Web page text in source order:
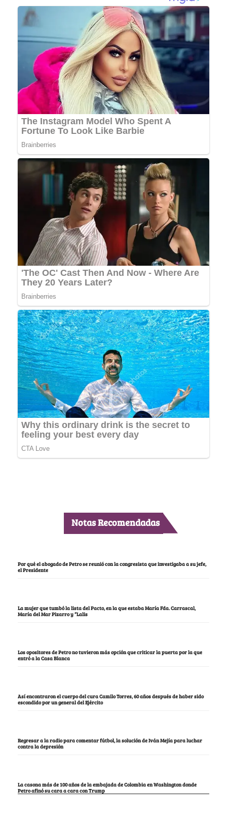
Notas Recomendadas
Por qué el abogado de Petro se reunió con la congresista que investigaba a su jefe,
el Presidente
La mujer que tumbó la lista del Pacto, en la que estaba María Fda. Carrascal,
María del Mar Pizarro y “Lalis
Los opositores de Petro no tuvieron más opción que criticar la puerta por la que
entró a la Casa Blanca
Así encontraron el cuerpo del cura Camilo Torres, 60 años después de haber sido
escondido por un general del Ejército
Regresar a la radio para comentar fútbol, la solución de Iván Mejía para luchar
contra la depresión
La casona más de 100 años de la embajada de Colombia en Washington donde
Petro afinó su cara a cara con Trump